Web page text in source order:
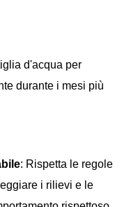
d'acqua per
durante i mesi più
: Rispetta le regole
i rilievi e le